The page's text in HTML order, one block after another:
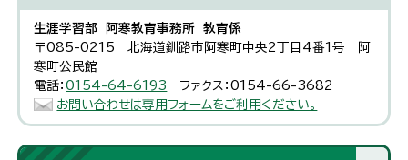
生涯学習部 阿寒教育事務所 教育係
〒085-0215 北海道釧路市阿寒町中央2丁目4番1号 阿
寒町公民館
電話：0154-64-6193
ファクス：0154-66-3682
お問い合わせは専用フォームをご利用ください。